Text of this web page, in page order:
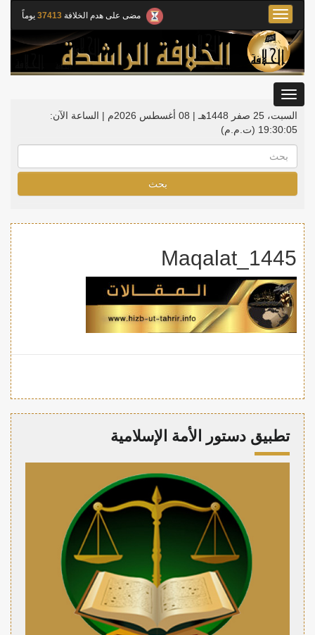
مضى على هدم الخلافة 37413 يوماً
Toggle
navigation
السبت، 25 صفر 1448هـ | 08 أغسطس 2026م |
الساعة الآن:
19:30:05 (ت.م.م)
بحث
Maqalat_1445
تطبيق دستور الأمة الإسلامية